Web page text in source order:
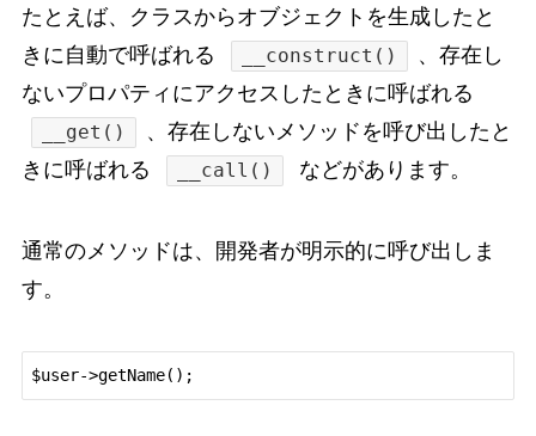
たとえば、クラスからオブジェクトを生成したと
きに自動で呼ばれる
__construct()
、存在し
ないプロパティにアクセスしたときに呼ばれる
__get()
、存在しないメソッドを呼び出したと
きに呼ばれる
__call() などがあります。
通常のメソッドは、開発者が明示的に呼び出しま
す。
$user->getName();